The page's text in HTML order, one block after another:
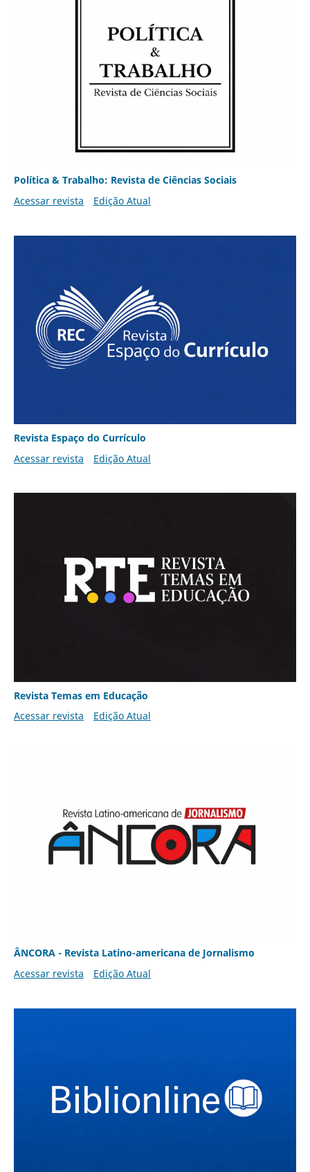
Política & Trabalho: Revista de Ciências Sociais
Acessar revista
Edição Atual
Revista Espaço do Currículo
Acessar revista
Edição Atual
Revista Temas em Educação
Acessar revista
Edição Atual
ÂNCORA - Revista Latino-americana de Jornalismo
Acessar revista
Edição Atual